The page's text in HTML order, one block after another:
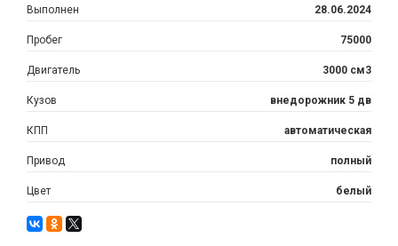
Выполнен 28.06.2024
Пробег 75000
Двигатель 3000 см3
Кузов внедорожник 5 дв
КПП автоматическая
Привод полный
Цвет белый